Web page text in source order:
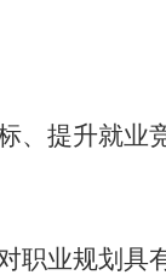
、提升就业
职业规划具